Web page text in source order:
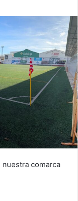
nuestra comarca